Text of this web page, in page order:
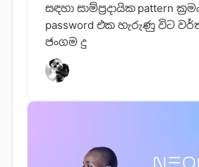
සඳහා සාම්ප්‍රදායික pattern
password එක හැරුණු විට
ජංගම දු